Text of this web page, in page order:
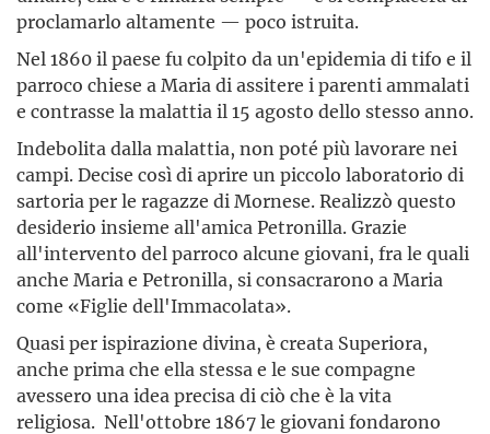
proclamarlo altamente — poco istruita.
Nel 1860 il paese fu colpito da un'epidemia di tifo e il
parroco chiese a Maria di assitere i parenti ammalati
e contrasse la malattia il 15 agosto dello stesso anno.
Indebolita dalla malattia, non poté più lavorare nei
campi. Decise così di aprire un piccolo laboratorio di
sartoria per le ragazze di Mornese. Realizzò questo
desiderio insieme all'amica Petronilla. Grazie
all'intervento del parroco alcune giovani, fra le quali
anche Maria e Petronilla, si consacrarono a Maria
come «Figlie dell'Immacolata».
Quasi per ispirazione divina, è creata Superiora,
anche prima che ella stessa e le sue compagne
avessero una idea precisa di ciò che è la vita
religiosa. Nell'ottobre 1867 le giovani fondarono